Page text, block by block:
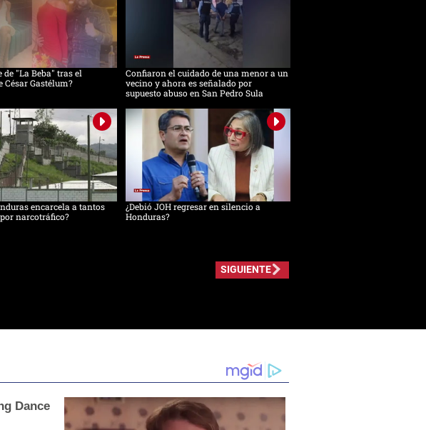
de "La Beba" tras el
César Gastélum?
Confiaron el cuidado de una menor a un
vecino y ahora es señalado por
supuesto abuso en San Pedro Sula
encarcela a tantos
narcotráfico?
¿Debió JOH regresar en silencio a
Honduras?
SIGUIENTE
Dance